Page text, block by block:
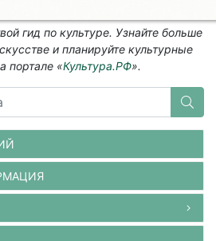
гид по культуре. Узнайте больше
и планируйте культурные
портале «Культура.РФ».